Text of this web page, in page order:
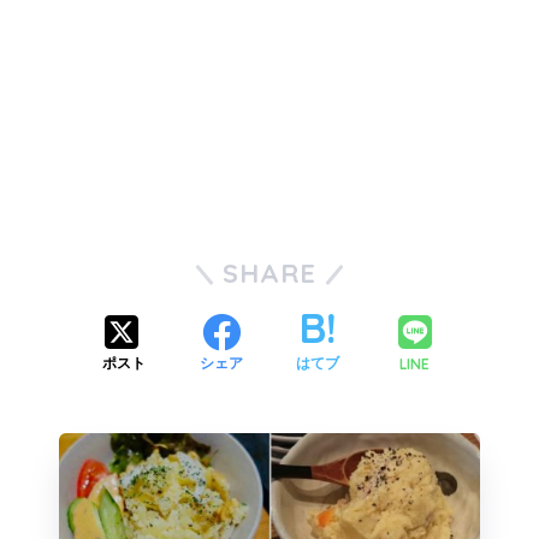
SHARE
ポスト シェア はてブ LINE